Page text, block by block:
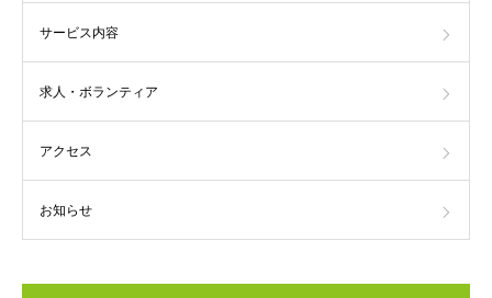
サービス内容
求人・ボランティア
アクセス
お知らせ